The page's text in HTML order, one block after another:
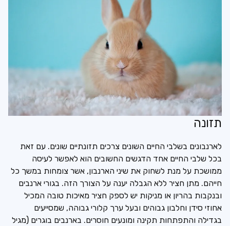
תזונה
לארנבונים בשלבי החיים השונים צרכים תזונתיים שונים. עם זאת
בכל שלבי החיים אחד הדגשים החשובים הוא לאפשר לעיסה
ממושכת על מנת לשחוק את שיני הארנבון, אשר צומחות במשך כל
חייהם. מתן חציר ללא הגבלה יענה על הצורך הזה. בגורי ארנבים
ובנקבות בהריון או מניקות יש לספק חציר מאיכות טובה המכיל
אחוזי סידן וחלבון גבוהים ובעל ערך קלורי גבוהה, שמסייעים
בגדילה והתפתחות תקינה ומונעים חוסרים. בארנבים בוגרים (מגיל